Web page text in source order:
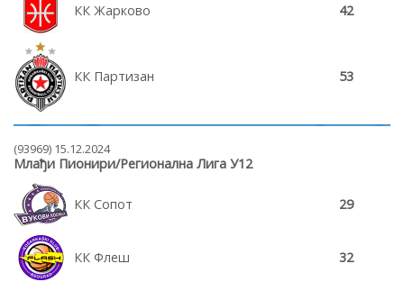
КК Жарково 42
КК Партизан 53
(93969) 15.12.2024
Млађи Пионири/Регионална Лига У12
КК Сопот 29
КК Флеш 32